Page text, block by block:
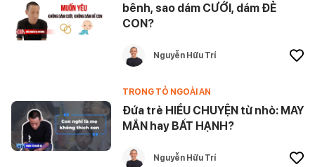
bênh, sao dám CƯỚI, dám ĐẺ
CON?
Nguyễn Hữu Trí
TRONG TỎ NGOÀI AN
Đứa trẻ HIỂU CHUYỆN từ nhỏ: MAY
MẮN hay BẤT HẠNH?
Nguyễn Hữu Trí